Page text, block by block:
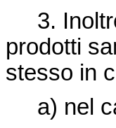
3.
prodotti
stesso in
a) nel